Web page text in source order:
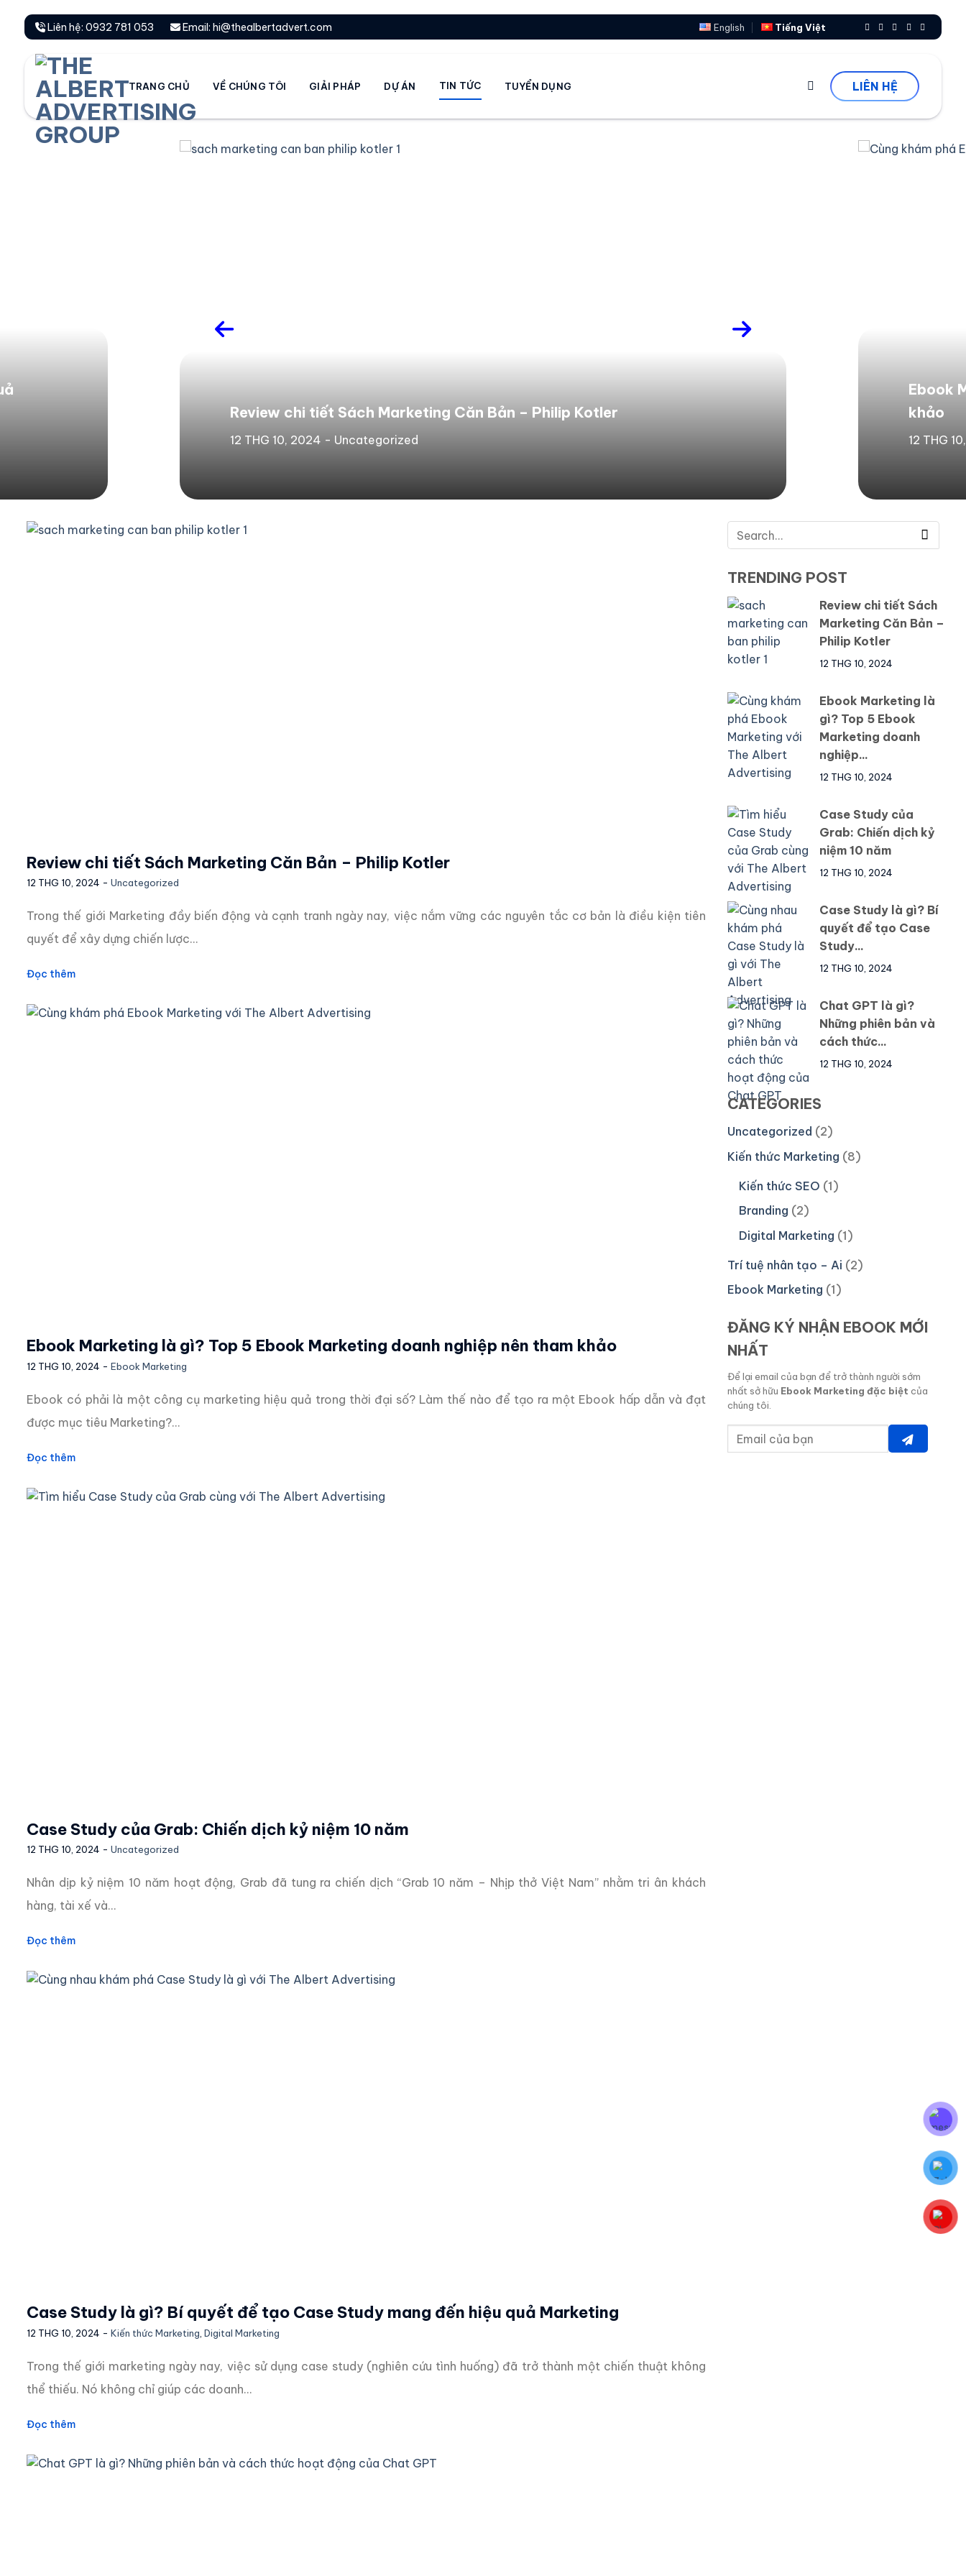
Liên hệ: 0932 781 053 Email: hi@thealbertadvert.com English Tiếng Việt
TRANG CHỦ VỀ CHÚNG TÔI GIẢI PHÁP DỰ ÁN TIN TỨC TUYỂN DỤNG LIÊN HỆ
Review chi tiết Sách Marketing Căn Bản – Philip Kotler
12 THG 10, 2024 - Uncategorized
Ebook
khảo
12 THG
Review chi tiết Sách Marketing Căn Bản – Philip Kotler
12 THG 10, 2024 - Uncategorized
Trong thế giới Marketing đầy biến động và cạnh tranh ngày nay, việc nắm vững các nguyên tắc cơ bản là điều kiện tiên
quyết để xây dựng chiến lược...
Đọc thêm
Ebook Marketing là gì? Top 5 Ebook Marketing doanh nghiệp nên tham khảo
12 THG 10, 2024 - Ebook Marketing
Ebook có phải là một công cụ marketing hiệu quả trong thời đại số? Làm thế nào để tạo ra một Ebook hấp dẫn và đạt
được mục tiêu Marketing?...
Đọc thêm
Case Study của Grab: Chiến dịch kỷ niệm 10 năm
12 THG 10, 2024 - Uncategorized
Nhân dịp kỷ niệm 10 năm hoạt động, Grab đã tung ra chiến dịch “Grab 10 năm – Nhịp thở Việt Nam” nhằm tri ân khách
hàng, tài xế và...
Đọc thêm
Case Study là gì? Bí quyết để tạo Case Study mang đến hiệu quả Marketing
12 THG 10, 2024 - Kiến thức Marketing Digital Marketing
Trong thế giới marketing ngày nay, việc sử dụng case study (nghiên cứu tình huống) đã trở thành một chiến thuật không
thể thiếu. Nó không chỉ giúp các doanh...
Đọc thêm
TRENDING POST
Review chi tiết Sách
Marketing Căn Bản –
Philip Kotler
12 THG 10, 2024
Ebook Marketing là
gì? Top 5 Ebook
Marketing doanh
nghiệp...
12 THG 10, 2024
Case Study của
Grab: Chiến dịch kỷ
niệm 10 năm
12 THG 10, 2024
Case Study là gì? Bí
quyết để tạo Case
Study...
12 THG 10, 2024
Chat GPT là gì?
Những phiên bản và
cách thức...
12 THG 10, 2024
CATEGORIES
Uncategorized (2)
Kiến thức Marketing (8)
Kiến thức SEO (1)
Branding (2)
Digital Marketing (1)
Trí tuệ nhân tạo – Ai (2)
Ebook Marketing (1)
ĐĂNG KÝ NHẬN EBOOK MỚI
NHẤT
Để lại email của bạn để trở thành người sớm
nhất sở hữu Ebook Marketing đặc biệt của
chúng tôi.